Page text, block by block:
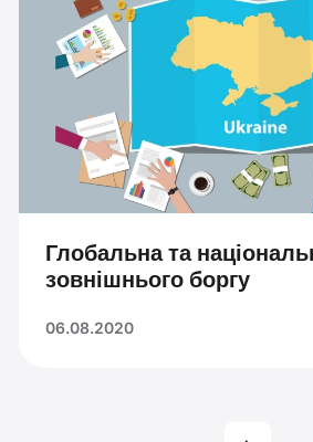
Глобальна та
зовнішнього боргу
06.08.2020